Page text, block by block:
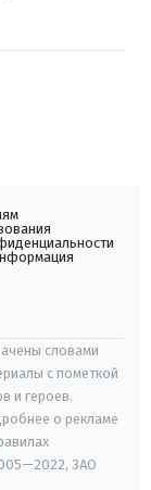
словами
с пометкой
и героев.
о рекламе
ЗАО